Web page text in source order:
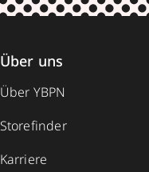
Über uns
Über YBPN
Storefinder
Karriere